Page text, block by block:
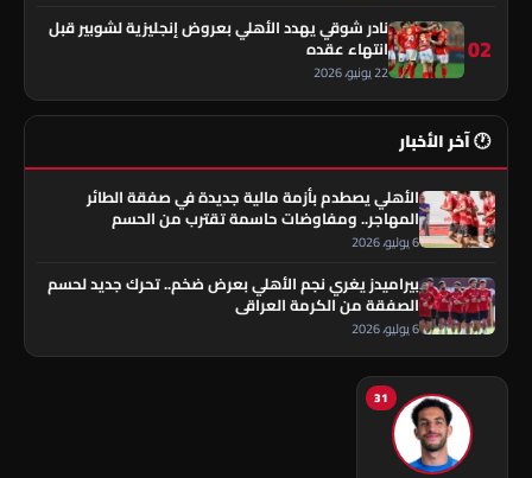
02
نادر شوقي يهدد الأهلي بعروض إنجليزية لشوبير قبل
انتهاء عقده
22 يونيو، 2026
🕐 آخر الأخبار
الأهلي يصطدم بأزمة مالية جديدة في صفقة الطائر
المهاجر.. ومفاوضات حاسمة تقترب من الحسم
6 يوليو، 2026
بيراميدز يغري نجم الأهلي بعرض ضخم.. تحرك جديد لحسم
الصفقة من الكرمة العراقي
6 يوليو، 2026
31